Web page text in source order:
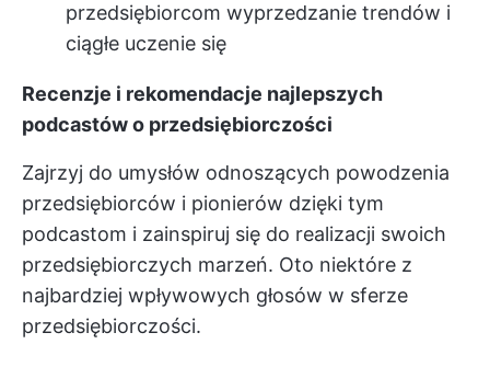
przedsiębiorcom wyprzedzanie trendów i
ciągłe uczenie się
Recenzje i rekomendacje najlepszych
podcastów o przedsiębiorczości
Zajrzyj do umysłów odnoszących powodzenia
przedsiębiorców i pionierów dzięki tym
podcastom i zainspiruj się do realizacji swoich
przedsiębiorczych marzeń. Oto niektóre z
najbardziej wpływowych głosów w sferze
przedsiębiorczości.